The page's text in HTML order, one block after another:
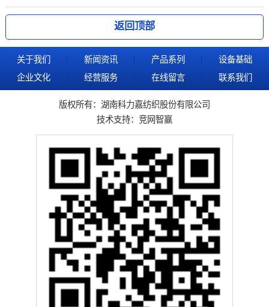
返回顶部
关于我们 新闻资讯 产品系列
设备基础
企业文化
经营服务 在线留言 联系我们
版权所有：湖南科力嘉纺织股份有限公司
技术支持： 竞网智赢